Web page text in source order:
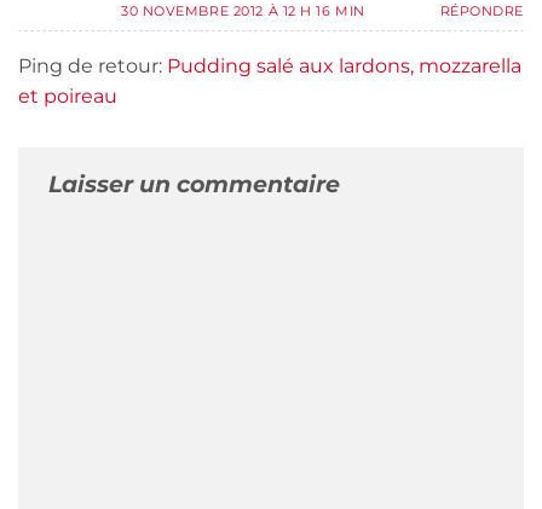
30 NOVEMBRE 2012 À 12 H 16 MIN RÉPONDRE
Ping de retour: Pudding salé aux lardons, mozzarella
et poireau
Laisser un commentaire